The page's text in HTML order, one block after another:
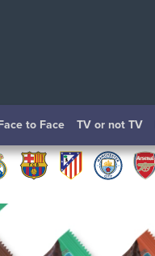
to Face TV or not TV